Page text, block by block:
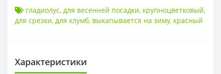
гладиолус, для весенней посадки, крупноцветковый,
для срезки, для клумб, выкапывается на зиму, красный
Характеристики